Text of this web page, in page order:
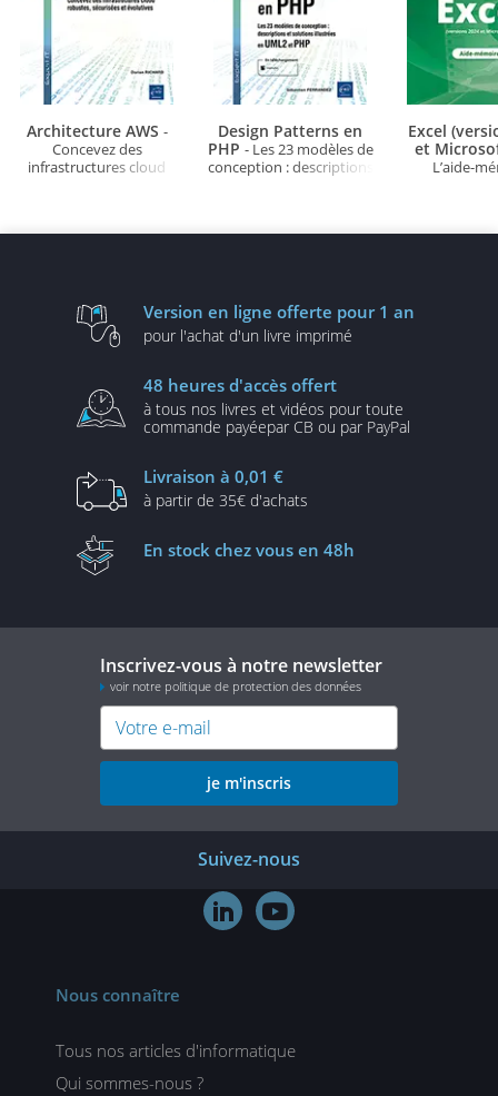
Architecture AWS -
Concevez des
infrastructures cloud
Design Patterns en
PHP - Les 23 modèles de
conception : descriptions
Excel
et
L’aide-
Version en ligne offerte pour 1 an
pour l'achat d'un livre imprimé
48 heures d'accès offert
à tous nos livres et vidéos pour toute
commande payéepar CB ou par PayPal
Livraison à 0,01 €
à partir de 35€ d'achats
En stock chez vous en 48h
Inscrivez-vous à notre newsletter
voir notre politique de protection des données
je m'inscris
Suivez-nous
 
Nous connaître
Tous nos articles d'informatique
Qui sommes-nous ?